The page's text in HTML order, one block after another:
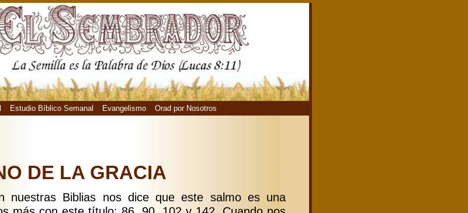
Estudio Bíblico Semanal Evangelismo Orad por Nosotros
DE LA GRACIA
nuestras Biblias nos dice que este salmo es una